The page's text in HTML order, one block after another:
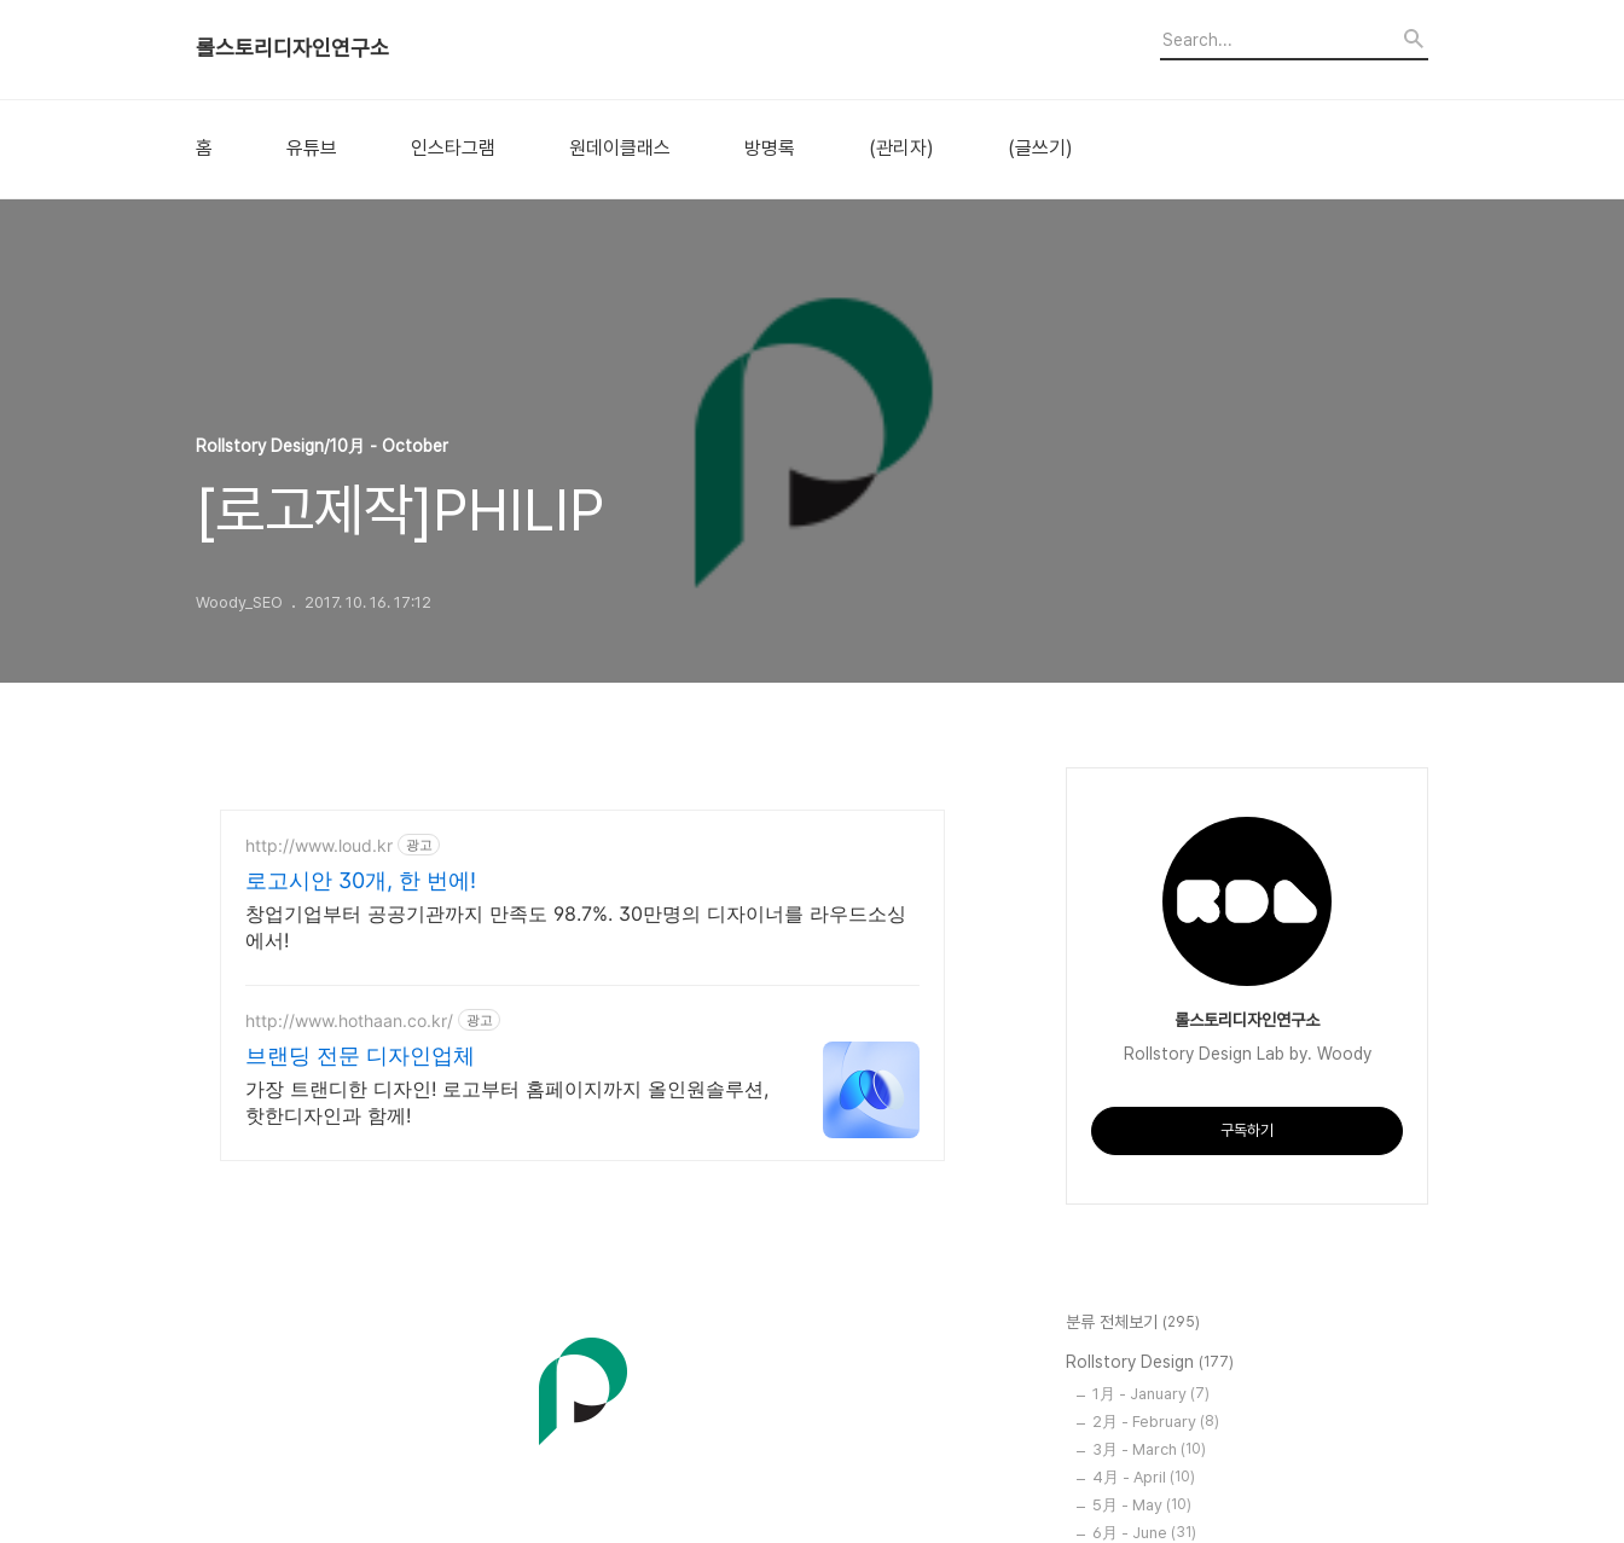
롤스토리디자인연구소
홈 유튜브 인스타그램 원데이클래스 방명록 (관리자) (글쓰기)
Rollstory Design/10月 - October
[로고제작]PHILIP
Woody_SEO 2017. 10. 16. 17:12
http://www.loud.kr 광고
로고시안 30개, 한 번에!
창업기업부터 공공기관까지 만족도 98.7%. 30만명의 디자이너를 라우드소싱
에서!
http://www.hothaan.co.kr/ 광고
브랜딩 전문 디자인업체
가장 트랜디한 디자인! 로고부터 홈페이지까지 올인원솔루션,
핫한디자인과 함께!
롤스토리디자인연구소
Rollstory Design Lab by. Woody
구독하기
분류 전체보기 (295)
Rollstory Design (177)
1月 - January (7)
2月 - February (8)
3月 - March (10)
4月 - April (10)
5月 - May (10)
6月 - June (31)